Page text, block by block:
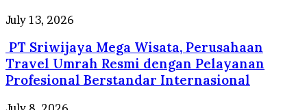
PT
Mega
Wisata,
Perusahaan
Travel
Umrah
July 13, 2026
PT Sriwijaya Mega Wisata, Perusahaan
Travel Umrah Resmi dengan Pelayanan
Profesional Berstandar Internasional